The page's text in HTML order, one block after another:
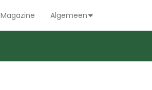
Magazine Algemeen